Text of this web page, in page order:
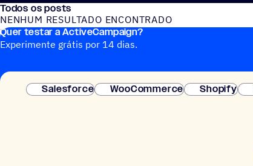
Todos os posts
NENHUM RESULTADO ENCONTRADO
Nenhum post do blog encontrado
Quer testar a ActiveCampaign?
Experimente grátis por 14 dias.
Salesforce
WooCommerce Shopify